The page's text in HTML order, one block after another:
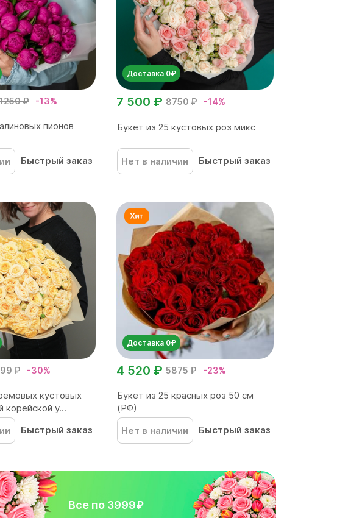
₽ -13%
пионов
Быстрый заказ
Доставка 0₽
8750 ₽ -14%
7 500 ₽
Букет из 25 кустовых роз микс
Нет в наличии Быстрый заказ
₽ -30%
кустовых
корейской у...
Быстрый заказ
Доставка 0₽
5875 ₽ -23%
4 520 ₽
Букет из 25 красных роз 50 см
(РФ)
Нет в наличии
Быстрый заказ
Все по 3999₽